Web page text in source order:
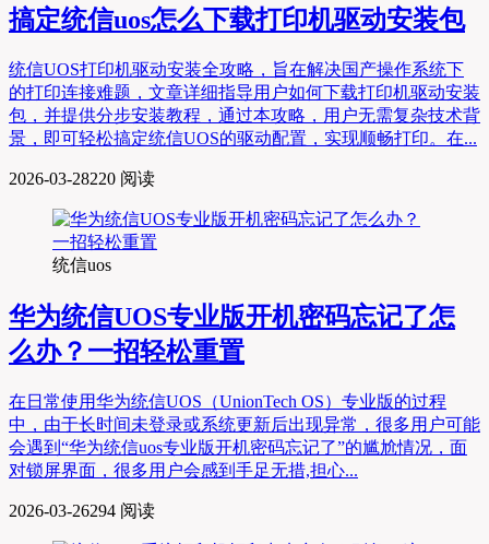
搞定统信uos怎么下载打印机驱动安装包
统信UOS打印机驱动安装全攻略，旨在解决国产操作系统下
的打印连接难题，文章详细指导用户如何下载打印机驱动安装
包，并提供分步安装教程，通过本攻略，用户无需复杂技术背
景，即可轻松搞定统信UOS的驱动配置，实现顺畅打印。在...
2026-03-28220 阅读
统信uos
华为统信UOS专业版开机密码忘记了怎
么办？一招轻松重置
在日常使用华为统信UOS（UnionTech OS）专业版的过程
中，由于长时间未登录或系统更新后出现异常，很多用户可能
会遇到“华为统信uos专业版开机密码忘记了”的尴尬情况，面
对锁屏界面，很多用户会感到手足无措,担心...
2026-03-26294 阅读